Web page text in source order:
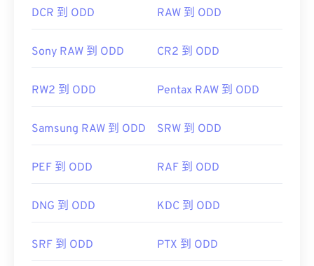
DCR 到 ODD RAW 到 ODD
Sony RAW 到 ODD CR2 到 ODD
RW2 到 ODD Pentax RAW 到 ODD
Samsung RAW 到 ODD SRW 到 ODD
PEF 到 ODD RAF 到 ODD
DNG 到 ODD KDC 到 ODD
SRF 到 ODD PTX 到 ODD